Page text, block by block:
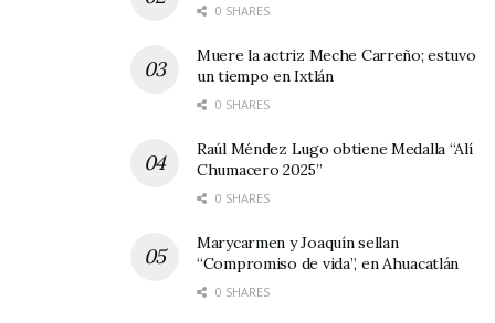
0 SHARES
Muere la actriz Meche Carreño; estuvo
un tiempo en Ixtlán
0 SHARES
Raúl Méndez Lugo obtiene Medalla “Alí
Chumacero 2025”
0 SHARES
Marycarmen y Joaquín sellan
“Compromiso de vida”, en Ahuacatlán
0 SHARES